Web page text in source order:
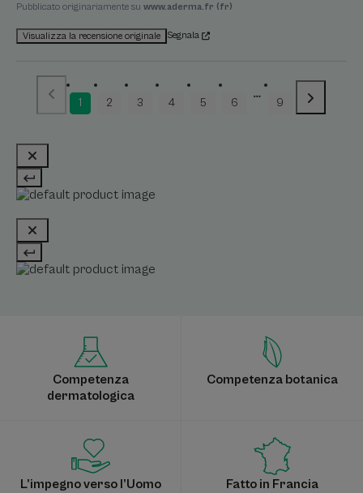
Pubblicato originariamente su www.aderma.fr (fr)
Visualizza la recensione originale Segnala
1 2 3 4 5 6 9
Competenza
dermatologica
Competenza botanica
L’impegno verso l’Uomo Fatto in Francia